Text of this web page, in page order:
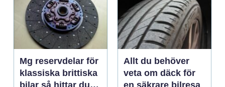
Mg reservdelar för
klassiska brittiska
Allt du behöver
veta om däck för